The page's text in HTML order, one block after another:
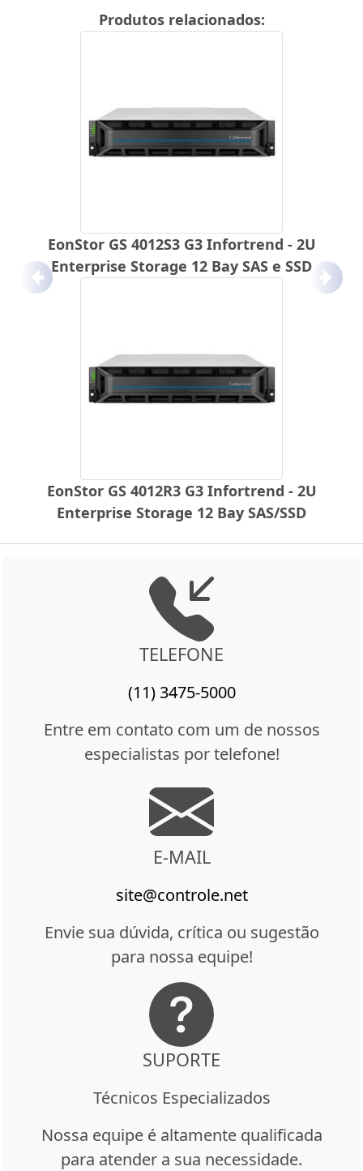
Produtos relacionados:
EonStor GS 4012S3 G3 Infortrend - 2U
Enterprise Storage 12 Bay SAS e SSD
EonStor GS 4012R3 G3 Infortrend - 2U
Enterprise Storage 12 Bay SAS/SSD
Anterior
TELEFONE
(11) 3475-5000
Entre em contato com um de nossos
especialistas por telefone!
E-MAIL
site@controle.net
Envie sua dúvida, crítica ou sugestão
para nossa equipe!
SUPORTE
Técnicos Especializados
Nossa equipe é altamente qualificada
para atender a sua necessidade.